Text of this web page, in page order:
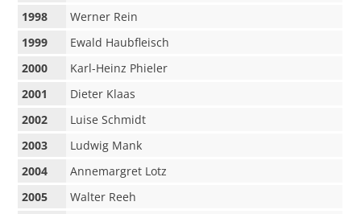
1998
Werner Rein
1999
Ewald Haubfleisch
2000
Karl-Heinz Phieler
2001
Dieter Klaas
2002
Luise Schmidt
2003
Ludwig Mank
2004
Annemargret Lotz
2005
Walter Reeh